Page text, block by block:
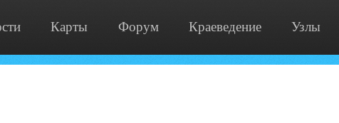
Карты Форум Краеведение Узлы